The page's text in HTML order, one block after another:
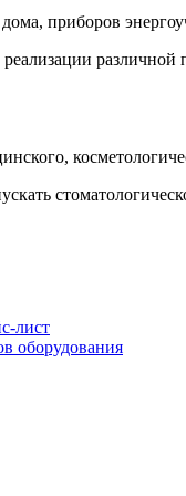
приборов
лист
оборудования